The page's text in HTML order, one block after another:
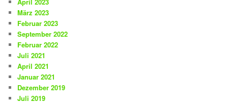
März 2023
Februar 2023
September 2022
Februar 2022
Juli 2021
April 2021
Januar 2021
Dezember 2019
Juli 2019